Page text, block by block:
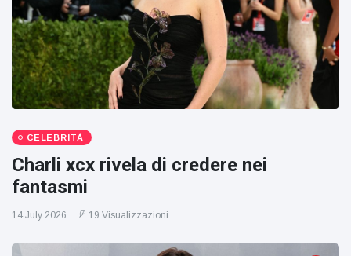
CELEBRITÀ
Charli xcx rivela di credere nei
fantasmi
14 July 2026 19 Visualizzazioni